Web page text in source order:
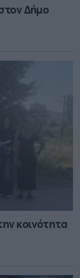
Δήμο
κοινότητα